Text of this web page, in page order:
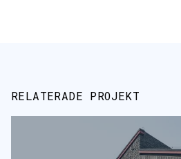
RELATERADE PROJEKT